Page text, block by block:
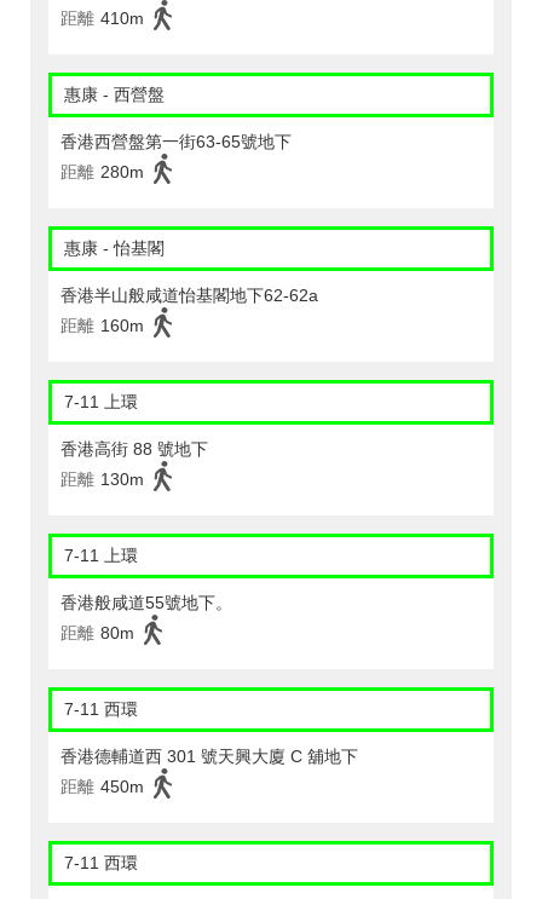
距離 410m
惠康 - 西營盤
香港西營盤第一街63-65號地下
距離 280m
惠康 - 怡基閣
香港半山般咸道怡基閣地下62-62a
距離 160m
7-11 上環
香港高街 88 號地下
距離 130m
7-11 上環
香港般咸道55號地下。
距離 80m
7-11 西環
香港德輔道西 301 號天興大廈 C 舖地下
距離 450m
7-11 西環